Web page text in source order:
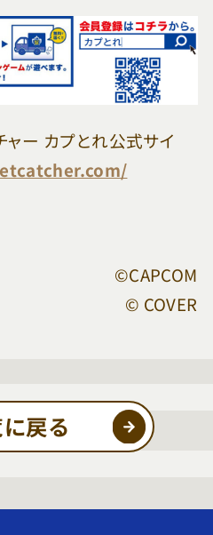
ャー カプとれ公式サイ
©CAPCOM
© COVER
戻る